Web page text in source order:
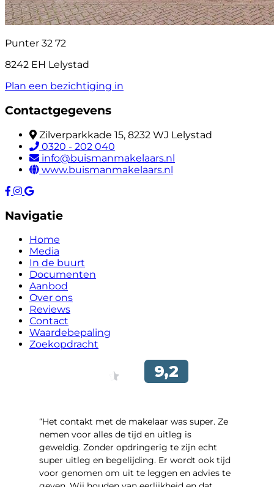
Punter 32 72
8242 EH Lelystad
Plan een bezichtiging in
Contactgegevens
Zilverparkkade 15, 8232 WJ Lelystad
0320 - 202 040
info@buismanmakelaars.nl
www.buismanmakelaars.nl
Navigatie
Home
Media
In de buurt
Documenten
Aanbod
Over ons
Reviews
Contact
Waardebepaling
Zoekopdracht
“Het contakt met de makelaar was super. Ze
nemen voor alles de tijd en uitleg is
geweldig. Zonder opdringerig te zijn echt
super uitleg en begelijding. Er wordt ook tijd
voor genomen om uit te leggen en advies te